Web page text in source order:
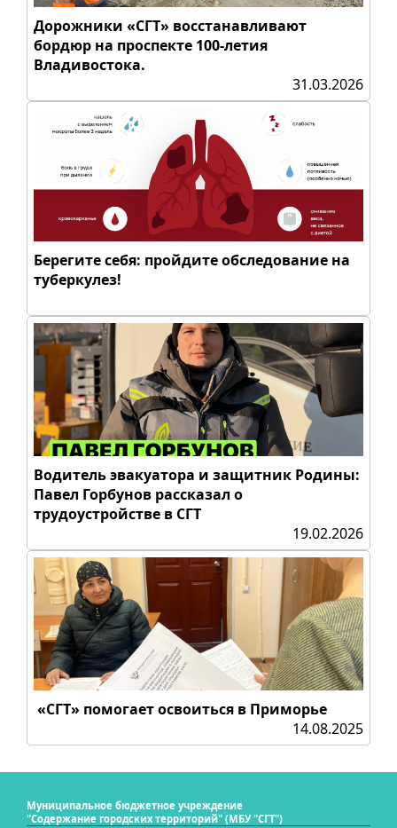
Дорожники «СГТ» восстанавливают
бордюр на проспекте 100-летия
Владивостока.
31.03.2026
Берегите себя: пройдите обследование на
туберкулез!
Водитель эвакуатора и защитник Родины:
Павел Горбунов рассказал о
трудоустройстве в СГТ
19.02.2026
«СГТ» помогает освоиться в Приморье
14.08.2025
Муниципальное бюджетное учреждение
"Содержание городских территорий" (МБУ "СГТ")